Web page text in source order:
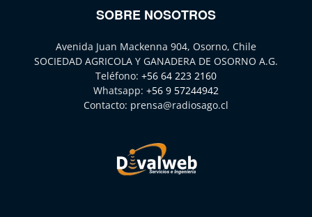
SOBRE NOSOTROS
Avenida Juan Mackenna 904, Osorno, Chile
SOCIEDAD AGRICOLA Y GANADERA DE OSORNO A.G.
Teléfono: +56 64 223 2160
Whatsapp: +56 9 57244942
Contacto: prensa@radiosago.cl